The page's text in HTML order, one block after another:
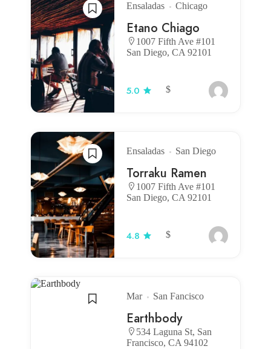
Ensaladas Chicago
Etano Chiago
1007 Fifth Ave #101
San Diego, CA 92101
5.0 $
Ensaladas San Diego
Torraku Ramen
1007 Fifth Ave #101
San Diego, CA 92101
4.8 $
Mar San Fancisco
Earthbody
534 Laguna St, San
Francisco, CA 94102